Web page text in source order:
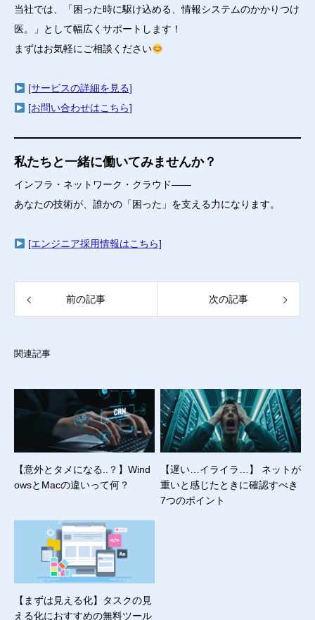
当社では、「困った時に駆け込める、情報システムのかかりつけ
医。」として幅広くサポートします！
まずはお気軽にご相談ください
[サービスの詳細を見る]
[お問い合わせはこちら]
私たちと一緒に働いてみませんか？
インフラ・ネットワーク・クラウド――
あなたの技術が、誰かの「困った」を支える力になります。
[エンジニア採用情報はこちら]
前の記事 次の記事
関連記事
【意外とタメになる..？】Wind
owsとMacの違いって何？
【遅い…イライラ…】 ネットが
重いと感じたときに確認すべき
7つのポイント
【まずは見える化】タスクの見
える化におすすめの無料ツール